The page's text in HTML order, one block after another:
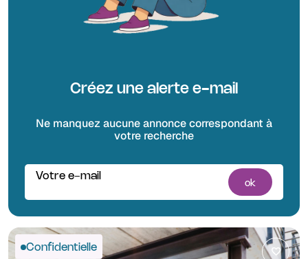
Créez une alerte e-mail
Ne manquez aucune annonce correspondant à
votre recherche
Votre e-mail
ok
Confidentielle